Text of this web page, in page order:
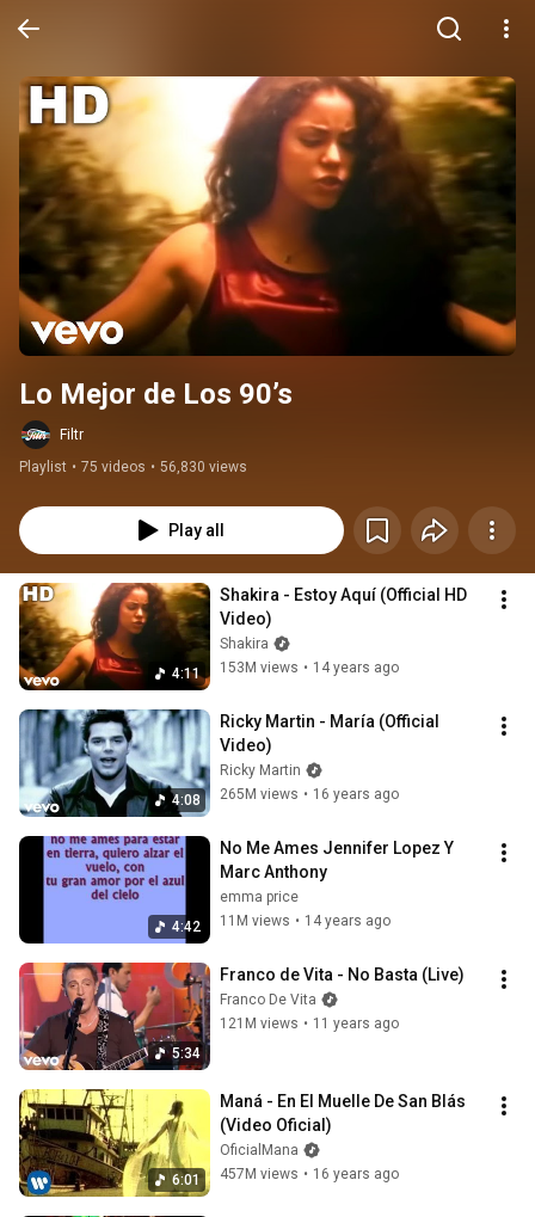
Lo Mejor de Los 90’s
Filtr
Playlist • 75 videos • 56,830 views
Play all
4:11
Shakira - Estoy Aquí (Official HD
Video)
Shakira
153M views • 14 years ago
4:08
Ricky Martin - María (Official
Video)
Ricky Martin
265M views • 16 years ago
4:42
No Me Ames Jennifer Lopez Y
Marc Anthony
emma price
11M views • 14 years ago
5:34
Franco de Vita - No Basta (Live)
Franco De Vita
121M views • 11 years ago
6:01
Maná - En El Muelle De San Blás
(Video Oficial)
OficialMana
457M views • 16 years ago